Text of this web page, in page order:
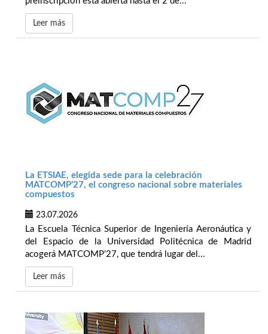
Leer más
La ETSIAE, elegida sede para la celebración
MATCOMP’27, el congreso nacional sobre materiales
compuestos
23.07.2026
La Escuela Técnica Superior de Ingeniería Aeronáutica y
del Espacio de la Universidad Politécnica de Madrid
acogerá MATCOMP’27, que tendrá lugar del...
Leer más